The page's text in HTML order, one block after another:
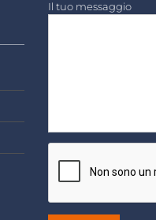
Il tuo messaggio